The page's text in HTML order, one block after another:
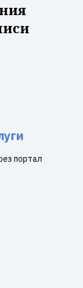
портал